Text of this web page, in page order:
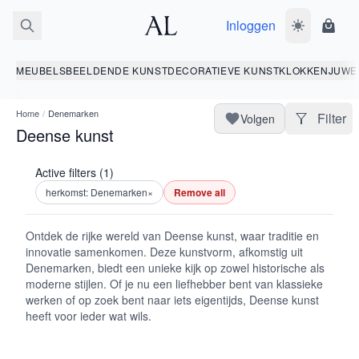
Inloggen Wissel
MEUBELSBEELDENDE KUNSTDECORATIEVE KUNSTKLOKKEN
Home / Denemarken
Deense kunst
Volgen Filter
Active filters (1)
herkomst: Denemarken× Remove all
Ontdek de rijke wereld van Deense kunst, waar traditie en
innovatie samenkomen. Deze kunstvorm, afkomstig uit
Denemarken, biedt een unieke kijk op zowel historische als
moderne stijlen. Of je nu een liefhebber bent van klassieke
werken of op zoek bent naar iets eigentijds, Deense kunst
heeft voor ieder wat wils.